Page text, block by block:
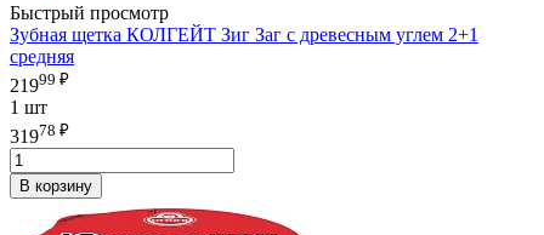
Быстрый просмотр
Зубная щетка КОЛГЕЙТ Зиг Заг с древесным углем 2+1
средняя
21999 ₽
1 шт
31978 ₽
В корзину